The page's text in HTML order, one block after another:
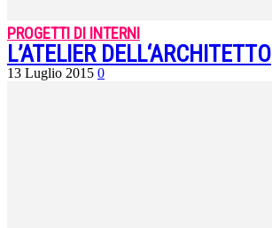
PROGETTI DI INTERNI
L’ATELIER DELL‘ARCHITETTO
13 Luglio 2015 0